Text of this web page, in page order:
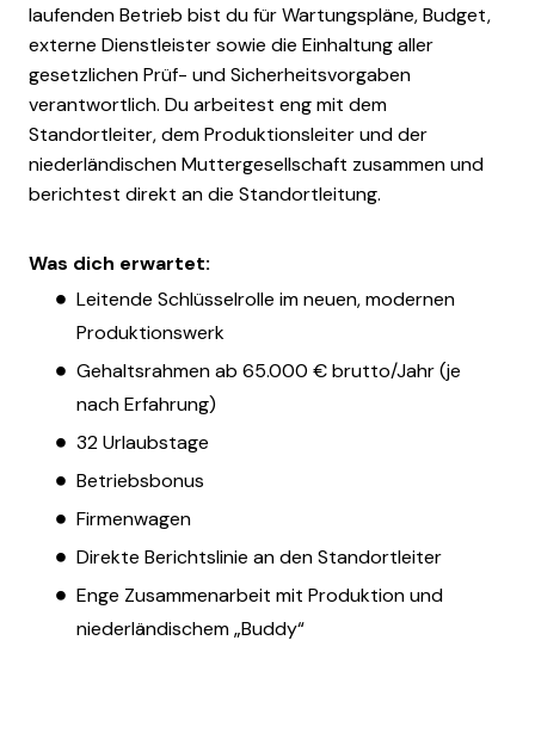
laufenden Betrieb bist du für Wartungspläne, Budget,
externe Dienstleister sowie die Einhaltung aller
gesetzlichen Prüf- und Sicherheitsvorgaben
verantwortlich. Du arbeitest eng mit dem
Standortleiter, dem Produktionsleiter und der
niederländischen Muttergesellschaft zusammen und
berichtest direkt an die Standortleitung.
Was dich erwartet:
Leitende Schlüsselrolle im neuen, modernen
Produktionswerk
Gehaltsrahmen ab 65.000 € brutto/Jahr (je
nach Erfahrung)
32 Urlaubstage
Betriebsbonus
Firmenwagen
Direkte Berichtslinie an den Standortleiter
Enge Zusammenarbeit mit Produktion und
niederländischem „Buddy“